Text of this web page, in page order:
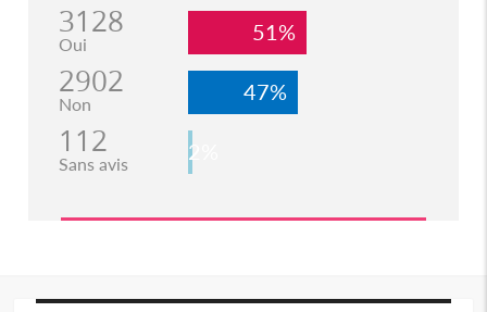
3128
Oui 51%
2902
Non 47%
112
Sans avis 2%